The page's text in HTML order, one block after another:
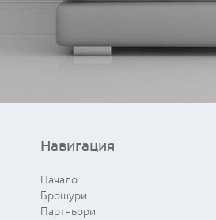
Навигация
Начало
Брошури
Партньори